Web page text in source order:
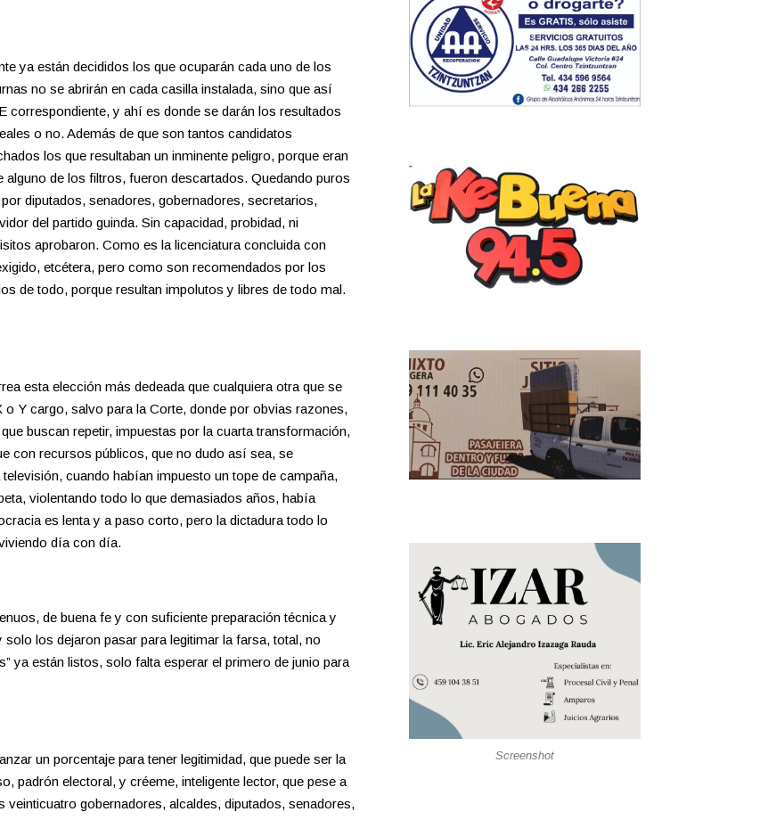
ya están decididos los que ocuparán cada uno de los
no se abrirán en cada casilla instalada, sino que así
correspondiente, y ahí es donde se darán los resultados
o no. Además de que son tantos candidatos
los que resultaban un inminente peligro, porque eran
de los filtros, fueron descartados. Quedando puros
diputados, senadores, gobernadores, secretarios,
del partido guinda. Sin capacidad, probidad, ni
aprobaron. Como es la licenciatura concluida con
etcétera, pero como son recomendados por los
de todo, porque resultan impolutos y libres de todo mal.
esta elección más dedeada que cualquiera otra que se
Y cargo, salvo para la Corte, donde por obvias razones,
buscan repetir, impuestas por la cuarta transformación,
con recursos públicos, que no dudo así sea, se
cuando habían impuesto un tope de campaña,
violentando todo lo que demasiados años, había
es lenta y a paso corto, pero la dictadura todo lo
día con día.
de buena fe y con suficiente preparación técnica y
los dejaron pasar para legitimar la farsa, total, no
ya están listos, solo falta esperar el primero de junio para
un porcentaje para tener legitimidad, que puede ser la
padrón electoral, y créeme, inteligente lector, que pese a
gobernadores, alcaldes, diputados, senadores,
Screenshot